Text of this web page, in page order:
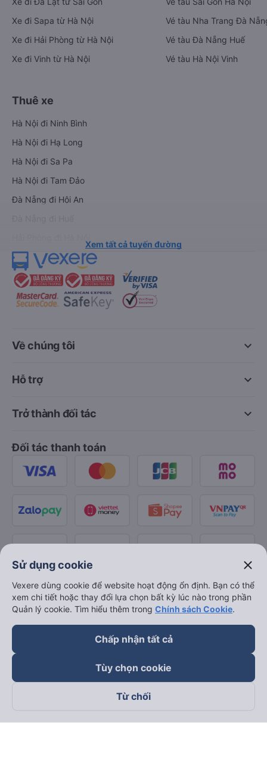
Xe đi Sapa từ Hà Nội
Xe đi Hải Phòng từ Hà Nội
Xe đi Vinh từ Hà Nội
Vé tàu Nha Trang Đà
Vé tàu Đà Nẵng Huế
Vé tàu Hà Nội Vinh
Thuê xe
Hà Nội đi Ninh Bình
Hà Nội đi Hạ Long
Hà Nội đi Sa Pa
Hà Nội đi Tam Đảo
Đà Nẵng đi Hội An
Xem tất cả tuyến đường
keyboard_arrow_down
Về chúng tôi
keyboard_arrow_down
Hỗ trợ
keyboard_arrow_down
Trở thành đối tác
Đối tác thanh toán
Theo dõi chúng tôi trên
Sử dụng cookie close
Vexere dùng cookie để website hoạt động ổn định. Bạn có thể
xem chi tiết hoặc thay đổi lựa chọn bất kỳ lúc nào trong phần
Quản lý cookie. Tìm hiểu thêm trong Chính sách Cookie.
Chấp nhận tất cả
Tùy chọn cookie
Từ chối